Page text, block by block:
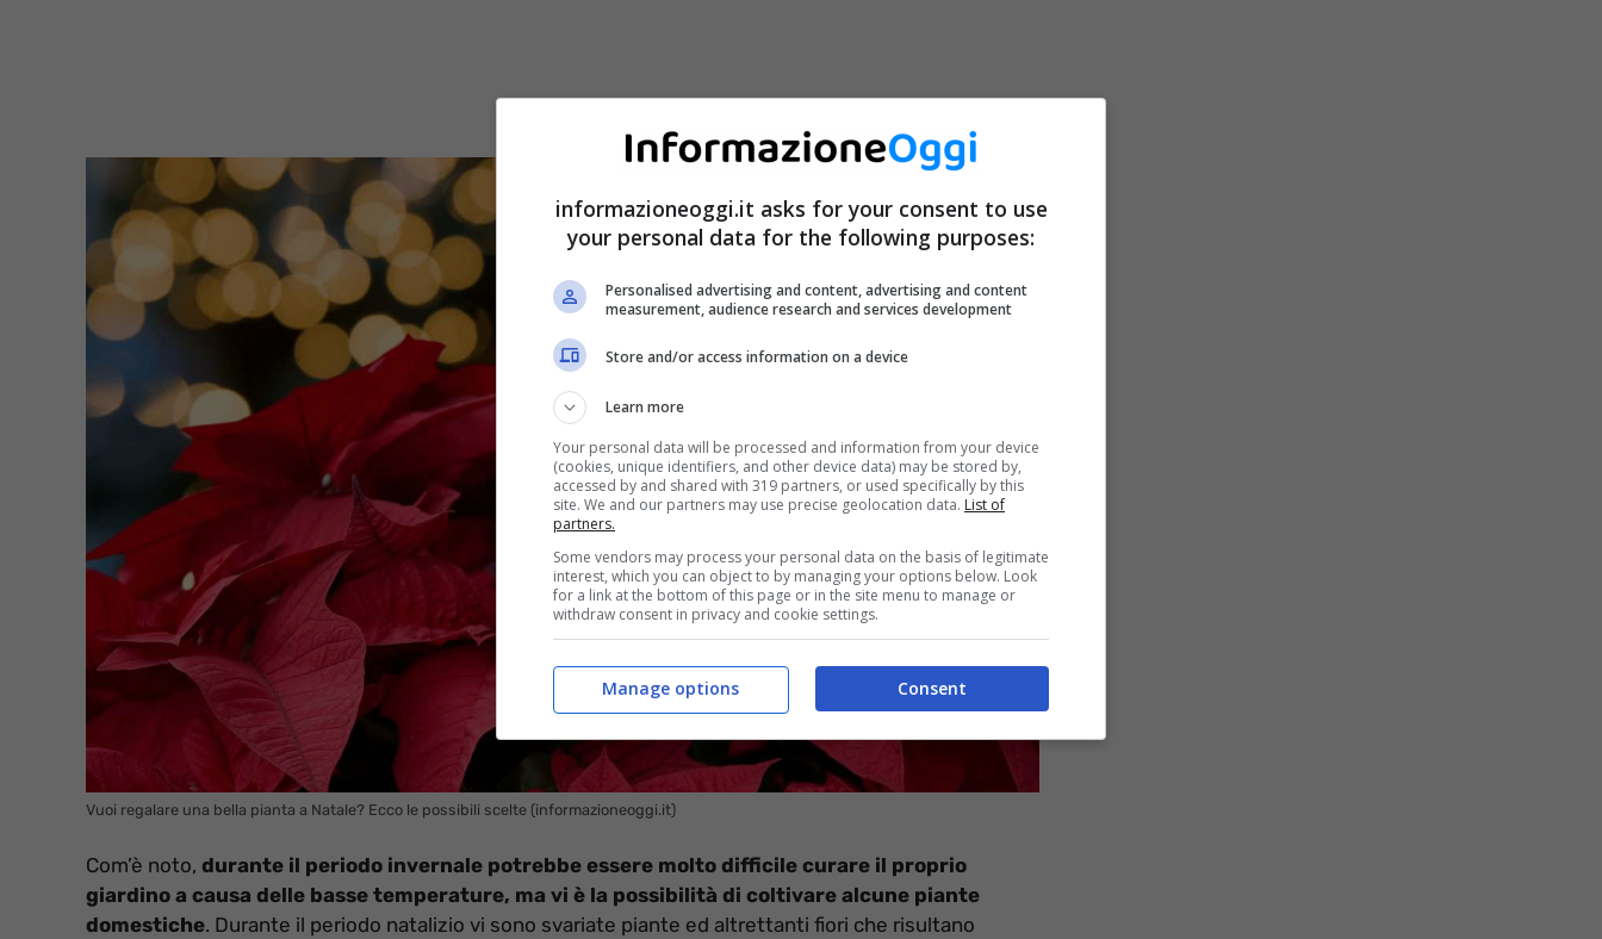
Vuoi regalare una bella pianta a Natale? Ecco le possibili scelte (informazioneoggi.it)
Com’è noto, durante il periodo invernale potrebbe essere molto difficile curare il proprio
giardino a causa delle basse temperature, ma vi è la possibilità di coltivare alcune piante
domestiche. Durante il periodo natalizio vi sono svariate piante ed altrettanti fiori che risultano
informazioneoggi.it asks for your consent to use
your personal data for the following purposes:
Personalised advertising and content, advertising and content
measurement, audience research and services development
Store and/or access information on a device
Learn more
Your personal data will be processed and information from your device
(cookies, unique identifiers, and other device data) may be stored by,
accessed by and shared with 319 partners, or used specifically by this
site. We and our partners may use precise geolocation data. List of
partners.
Some vendors may process your personal data on the basis of legitimate
interest, which you can object to by managing your options below. Look
for a link at the bottom of this page or in the site menu to manage or
withdraw consent in privacy and cookie settings.
Consent
Manage options